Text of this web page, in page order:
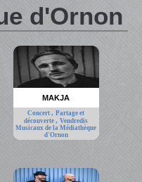
d'Ornon
MAKJA
Concert,Partage et
découverte,Vendredis
Musicaux de la Médiathèque
d'Ornon